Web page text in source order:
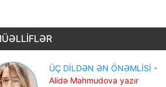
ÜÇ DİLDƏN ƏN ÖNƏMLİSİ -
Alidə Mahmudova yazır